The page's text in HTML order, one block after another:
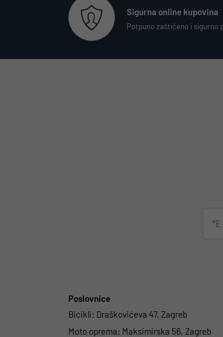
Sigurna online kupovina
Potpuno zaštićeno i sigurno
Poslovnice
Bicikli: Draškovićeva 47, Zagreb
Moto oprema: Maksimirska 56, Zagreb